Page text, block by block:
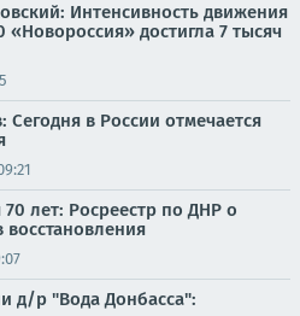
Интенсивность движения
«Новороссия» достигла 7 тысяч
Сегодня в России отмечается
лет: Росреестр по ДНР о
восстановления
д/р "Вода Донбасса":